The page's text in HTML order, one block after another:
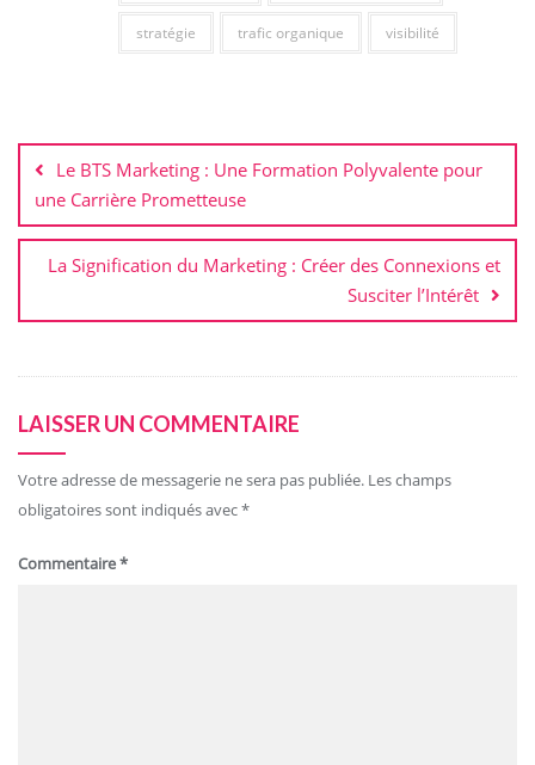
stratégie trafic organique visibilité
de
l’article
Le BTS Marketing : Une Formation Polyvalente pour
une Carrière Prometteuse
La Signification du Marketing : Créer des Connexions et
Susciter l’Intérêt
LAISSER UN COMMENTAIRE
Votre adresse de messagerie ne sera pas publiée. Les champs
obligatoires sont indiqués avec*
Commentaire*